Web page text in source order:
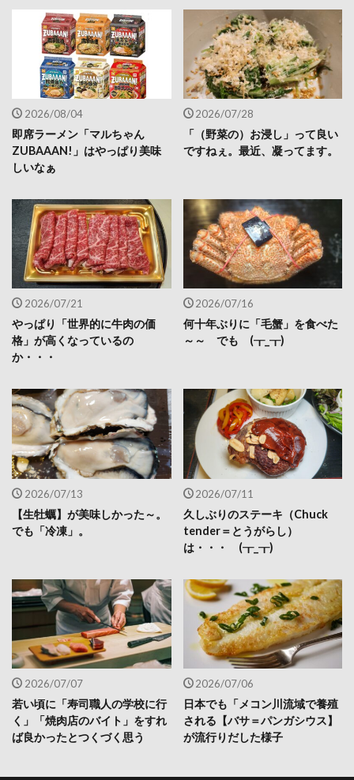
2026/08/04
即席ラーメン「マルちゃん
ZUBAAAN!」はやっぱり美味
しいなぁ
2026/07/28
「（野菜の）お浸し」って良い
ですねぇ。最近、凝ってます。
2026/07/21
やっぱり「世界的に牛肉の価
格」が高くなっているの
か・・・
2026/07/16
何十年ぶりに「毛蟹」を食べた
～～ でも (┰_┰)
2026/07/13
【生牡蠣】が美味しかった～。
でも「冷凍」。
2026/07/11
久しぶりのステーキ（Chuck
tender＝とうがらし）
は・・・ (┰_┰)
2026/07/07
若い頃に「寿司職人の学校に行
く」「焼肉店のバイト」をすれ
ば良かったとつくづく思う
2026/07/06
日本でも「メコン川流域で養殖
される【バサ＝パンガシウス】
が流行りだした様子